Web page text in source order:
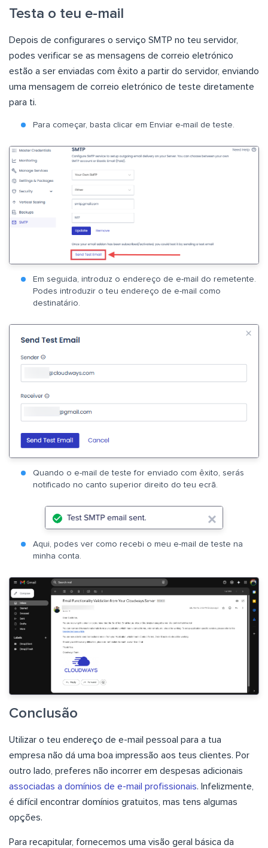
Testa o teu e-mail
Depois de configurares o serviço SMTP no teu servidor,
podes verificar se as mensagens de correio eletrónico
estão a ser enviadas com êxito a partir do servidor, enviando
uma mensagem de correio eletrónico de teste diretamente
para ti.
Para começar, basta clicar em Enviar e-mail de teste.
Em seguida, introduz o endereço de e-mail do remetente.
Podes introduzir o teu endereço de e-mail como
destinatário.
Quando o e-mail de teste for enviado com êxito, serás
notificado no canto superior direito do teu ecrã.
Aqui, podes ver como recebi o meu e-mail de teste na
minha conta.
Conclusão
Utilizar o teu endereço de e-mail pessoal para a tua
empresa não dá uma boa impressão aos teus clientes. Por
outro lado, preferes não incorrer em despesas adicionais
associadas a domínios de e-mail profissionais. Infelizmente,
é difícil encontrar domínios gratuitos, mas tens algumas
opções.
Para recapitular, fornecemos uma visão geral básica da